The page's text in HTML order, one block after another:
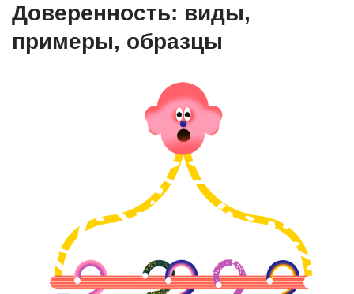
Доверенность: виды,
примеры, образцы